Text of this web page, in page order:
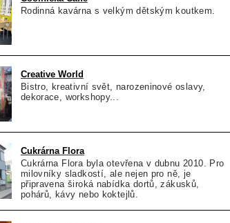
Rodinná kavárna s velkým dětským koutkem.
Creative World
Bistro, kreativní svět, narozeninové oslavy,
dekorace, workshopy...
Cukrárna Flora
Cukrárna Flora byla otevřena v dubnu 2010. Pro
milovníky sladkostí, ale nejen pro ně, je
připravena široká nabídka dortů, zákusků,
pohárů, kávy nebo koktejlů.